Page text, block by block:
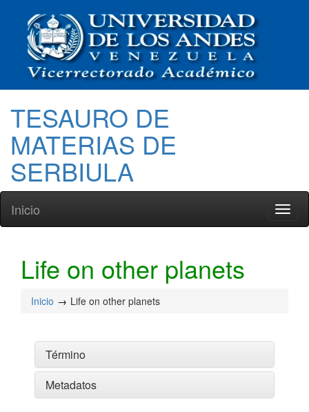
TESAURO DE
MATERIAS DE
SERBIULA
Inicio
Life on other planets
Inicio Life on other planets
Término
Metadatos